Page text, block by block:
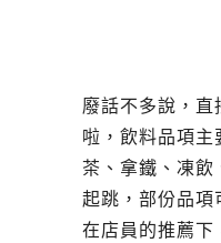
廢話不多說，直
啦，飲料品項主
茶、拿鐵、凍飲
起跳，部份品項
在店員的推薦下